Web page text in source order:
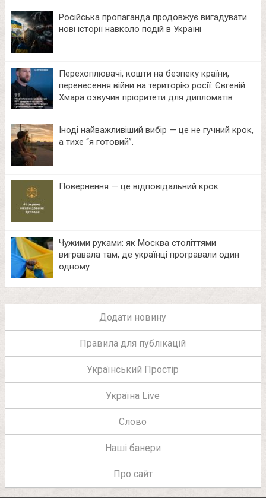
Російська пропаганда продовжує вигадувати
нові історії навколо подій в Україні
Перехоплювачі, кошти на безпеку країни,
перенесення війни на територію росії: Євгеній
Хмара озвучив пріоритети для дипломатів
Іноді найважливіший вибір — це не гучний крок,
а тихе “я готовий”.
Повернення — це відповідальний крок
Чужими руками: як Москва століттями
вигравала там, де українці програвали один
одному
Додати новину
Правила для публікацій
Український Простір
Україна Live
Слово
Наші банери
Про сайт